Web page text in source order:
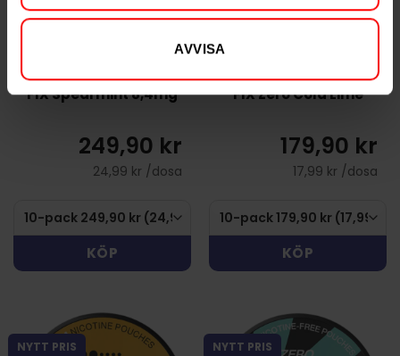
AVVISA
FIX Spearmint 8,4mg
249,90 kr
24,99 kr /dosa
KÖP
FIX Zero Cola Lime
179,90 kr
17,99 kr /dosa
KÖP
NYTT PRIS NYTT PRIS